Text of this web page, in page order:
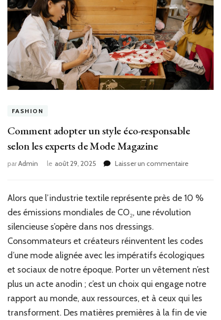
FASHION
Comment adopter un style éco-responsable
selon les experts de Mode Magazine
parAdmin le août 29, 2025 Laisser un commentairesur
un
éco-
selon
les
experts
de
Magazine
Alors que l’industrie textile représente près de 10 %
des émissions mondiales de CO₂, une révolution
silencieuse s’opère dans nos dressings.
Consommateurs et créateurs réinventent les codes
d’une mode alignée avec les impératifs écologiques
et sociaux de notre époque. Porter un vêtement n’est
plus un acte anodin ; c’est un choix qui engage notre
rapport au monde, aux ressources, et à ceux qui les
transforment. Des matières premières à la fin de vie